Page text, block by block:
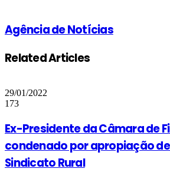
Agência de Notícias
Related Articles
29/01/2022
173
Ex-Presidente da Câmara de
condenado por apropiação
Sindicato Rural